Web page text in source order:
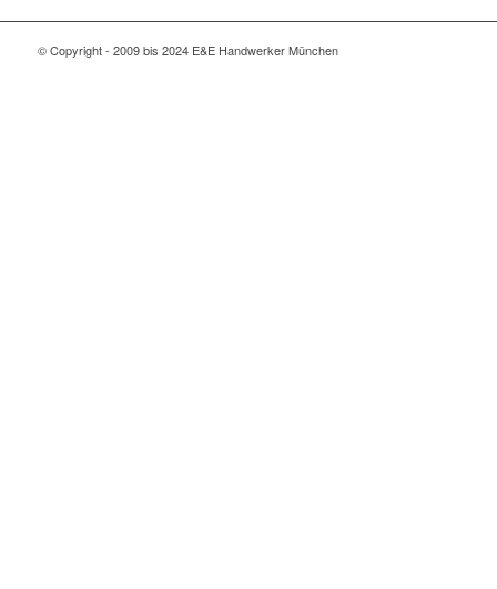
© Copyright - 2009 bis 2024 E&E Handwerker München